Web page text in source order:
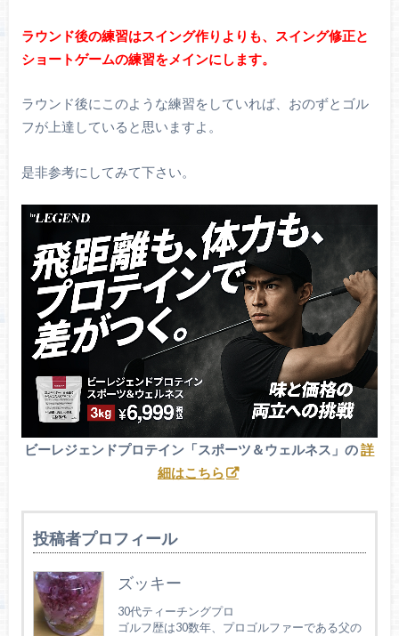
ラウンド後の練習はスイング作りよりも、スイング修正と
ショートゲームの練習をメインにします。
ラウンド後にこのような練習をしていれば、おのずとゴル
フが上達していると思いますよ。
是非参考にしてみて下さい。
ビーレジェンドプロテイン「スポーツ＆ウェルネス」の詳
細はこちら
投稿者プロフィール
ズッキー
30代ティーチングプロ
ゴルフ歴は30数年、プロゴルファーである父の